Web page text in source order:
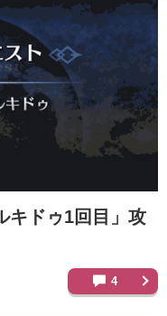
キドゥ1回目」攻
4